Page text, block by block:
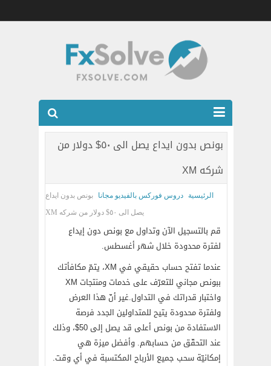
شركات الفوركس المرخصه
كتب
اتصل بنا
بونص بدون ايداع يصل الى ٥٠$ دولار من
شركه XM
الرئيسية دروس فوركس بالفيديو مجانا
بونص بدون ايداع
يصل الى ٥٠$ دولار من شركه XM
قم بالتسجيل الآن وتداول مع بونص دون إيداع
لفترة محدودة خلال شهر أغسطس.
عندما تفتح حساب حقيقي في XM، يتمّ مكافأتك
ببونص مجاني للتعرّف على خدمات ومنتجات XM
واختبار قدراتك في التداول.غير أنّ هذا العرض
ولفترة محدودة يتيح للمتداولين الجدد فرصة
الاستفادة من بونص أعلى قد يصل إلى 50$، وذلك
عند التحقّق من حسابهم. وأفضل ميزة هي
إمكانيّة سحب جميع الأرباح المكتسبة في أي وقت.